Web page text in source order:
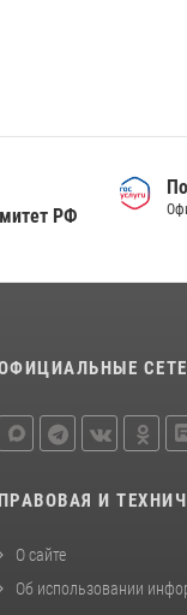
РФ
ПРАВОВАЯ И
О сайте
Об использовании